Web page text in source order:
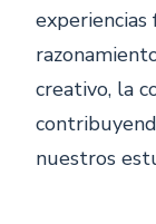
creativo, la
nuestros